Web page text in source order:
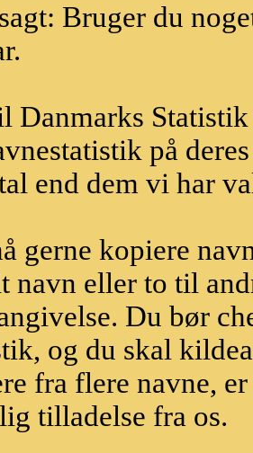
Bruger du
Danmarks
på
end dem vi har
gerne kopiere
navn eller to til
Du bør
og du skal
fra flere navne,
tilladelse fra os.